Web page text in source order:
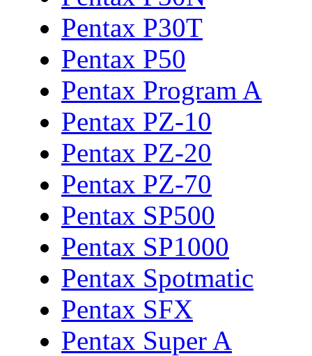
Pentax P30T
Pentax P50
Pentax Program A
Pentax PZ-10
Pentax PZ-20
Pentax PZ-70
Pentax SP500
Pentax SP1000
Pentax Spotmatic
Pentax SFX
Pentax Super A